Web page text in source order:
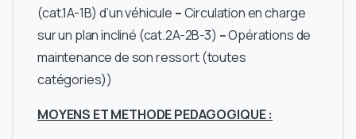
(cat.1A-1B) d’un véhicule –Circulation en charge
sur un plan incliné (cat.2A-2B-3) –Opérations de
maintenance de son ressort (toutes
catégories))
MOYENS ET METHODE PEDAGOGIQUE :